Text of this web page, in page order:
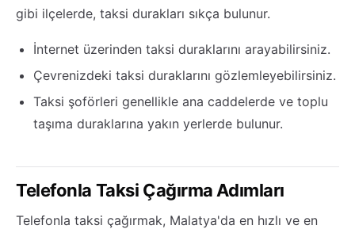
gibi ilçelerde, taksi durakları sıkça bulunur.
İnternet üzerinden taksi duraklarını arayabilirsiniz.
Çevrenizdeki taksi duraklarını gözlemleyebilirsiniz.
Taksi şoförleri genellikle ana caddelerde ve toplu
taşıma duraklarına yakın yerlerde bulunur.
Telefonla Taksi Çağırma Adımları
Telefonla taksi çağırmak, Malatya'da en hızlı ve en